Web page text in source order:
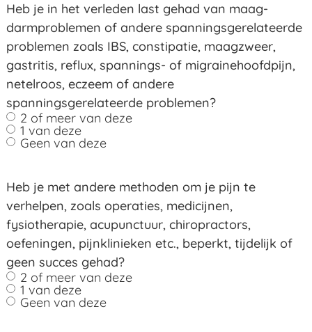
Heb je in het verleden last gehad van maag-
darmproblemen of andere spanningsgerelateerde
problemen zoals IBS, constipatie, maagzweer,
gastritis, reflux, spannings- of migrainehoofdpijn,
netelroos, eczeem of andere
spanningsgerelateerde problemen?
2 of meer van deze
1 van deze
Geen van deze
Heb je met andere methoden om je pijn te
verhelpen, zoals operaties, medicijnen,
fysiotherapie, acupunctuur, chiropractors,
oefeningen, pijnklinieken etc., beperkt, tijdelijk of
geen succes gehad?
2 of meer van deze
1 van deze
Geen van deze